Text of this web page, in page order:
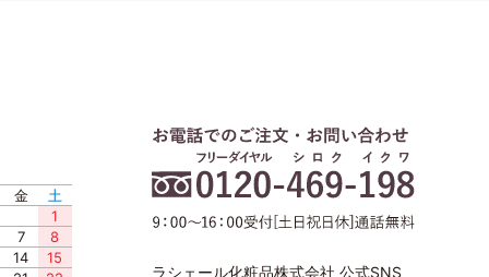
金
土
1
7
8
14
15
ラシェール化粧品株式会社 公式SNS